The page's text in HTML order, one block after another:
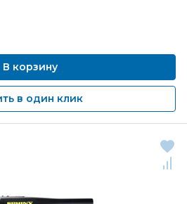
В корзину
в один клик